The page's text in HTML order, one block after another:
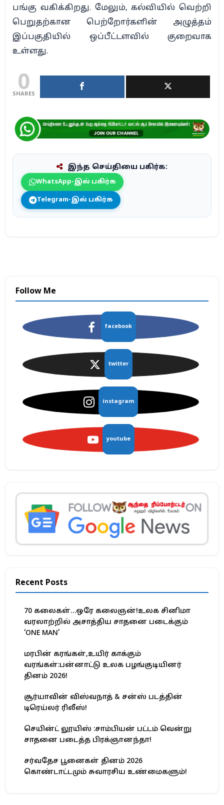
பங்கு வகிக்கிறது. மேலும், கல்வியில் வெற்றி
பெறுதற்கான பெற்றோர்களின் அழுத்தம்
இப்பகுதியில் ஒப்பீட்டளவில் குறைவாக
உள்ளது.
0
SHARES
இந்த செய்தியை பகிர்க:
WhatsApp-இல் பகிர்க
Telegram-இல் பகிர்க
Follow Me
facebook
twitter
instagram
youtube
Recent Posts
70 கலைகள்…ஒரே கலைஞன்!உலக சினிமா
வரலாற்றில் அசாத்திய சாதனை படைக்கும்
‘ONE MAN’
மரபின் கரங்கள்,உயிர் காக்கும்
வரங்கள்:பன்னாட்டு உலக பழங்குடியினர்
தினம் 2026!
சூர்யாவின் விஸ்வநாத் & சன்ஸ் படத்தின்
டிரெய்லர் ரிலீஸ்!
செயின்ட் லூயிஸ் :சாம்பியன் பட்டம் வென்று
சாதனை படைத்த பிரக்ஞானந்தா!
சர்வதேச பூனைகள் தினம் 2026
கொண்டாட்டமும் சுவாரசிய உண்மைகளும்!